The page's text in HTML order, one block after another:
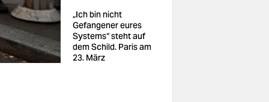
„Ich bin nicht
Gefangener eures
Systems“ steht auf
dem Schild. Paris am
23. März